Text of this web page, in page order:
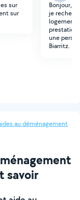
sur
sur
Bonjour,
je
logement.
prestation
une
Biarritz.
au déménagement
savoir